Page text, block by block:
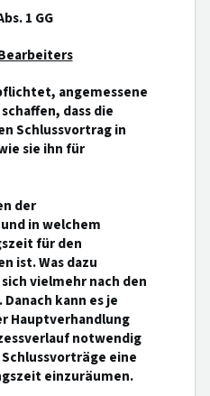
1 GG
angemessene
dass die
Schlussvortrag in
sie ihn für
der
in welchem
für den
ist. Was dazu
vielmehr nach den
kann es je
Hauptverhandlung
notwendig
eine
einzuräumen.